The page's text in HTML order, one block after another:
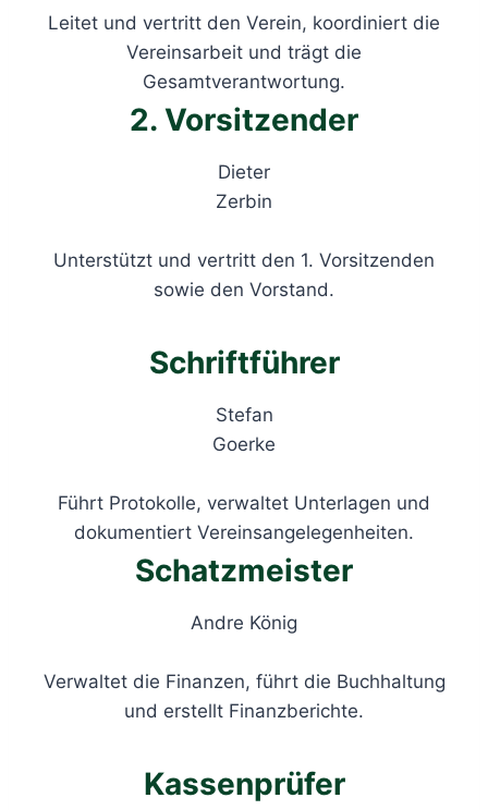
Leitet und vertritt den Verein, koordiniert die
Vereinsarbeit und trägt die
Gesamtverantwortung.
2. Vorsitzender
Dieter
Zerbin
Unterstützt und vertritt den 1. Vorsitzenden
sowie den Vorstand.
Schriftführer
Stefan
Goerke
Führt Protokolle, verwaltet Unterlagen und
dokumentiert Vereinsangelegenheiten.
Schatzmeister
Andre König
Verwaltet die Finanzen, führt die Buchhaltung
und erstellt Finanzberichte.
Kassenprüfer